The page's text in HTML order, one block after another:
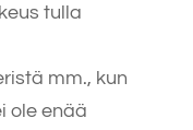
tulla
mm., kun
ole enää